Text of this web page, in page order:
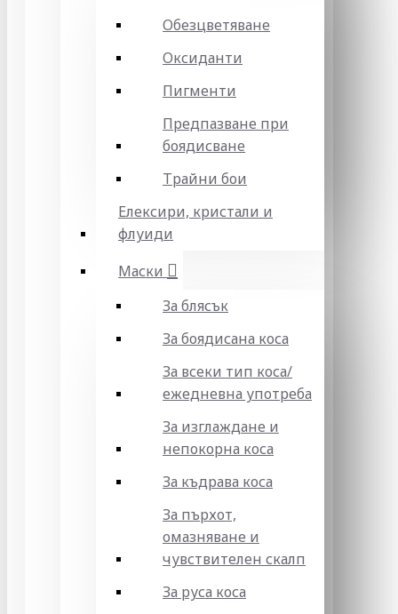
Обезцветяване
Оксиданти
Пигменти
Предпазване при
боядисване
Трайни бои
Елексири, кристали и
флуиди
Маски
За блясък
За боядисана коса
За всеки тип коса/
ежедневна употреба
За изглаждане и
непокорна коса
За къдрава коса
За пърхот,
омазняване и
чувствителен скалп
За руса коса